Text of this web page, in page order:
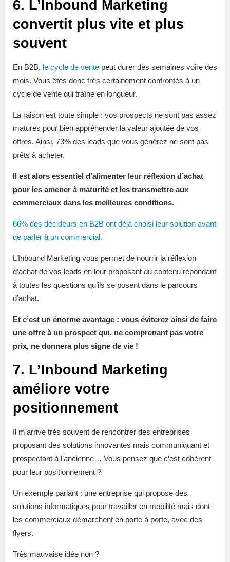
6. L’Inbound Marketing
convertit plus vite et plus
souvent
En B2B, le cycle de vente peut durer des semaines voire des
mois. Vous êtes donc très certainement confrontés à un
cycle de vente qui traîne en longueur.
La raison est toute simple : vos prospects ne sont pas assez
matures pour bien appréhender la valeur ajoutée de vos
offres. Ainsi, 73% des leads que vous générez ne sont pas
prêts à acheter.
Il est alors essentiel d’alimenter leur réflexion d’achat
pour les amener à maturité et les transmettre aux
commerciaux dans les meilleures conditions.
66% des décideurs en B2B ont déjà choisi leur solution avant
de parler à un commercial.
L’Inbound Marketing vous permet de nourrir la réflexion
d’achat de vos leads en leur proposant du contenu répondant
à toutes les questions qu’ils se posent dans le parcours
d’achat.
Et c’est un énorme avantage : vous éviterez ainsi de faire
une offre à un prospect qui, ne comprenant pas votre
prix, ne donnera plus signe de vie !
7. L’Inbound Marketing
améliore votre
positionnement
Il m’arrive très souvent de rencontrer des entreprises
proposant des solutions innovantes mais communiquant et
prospectant à l’ancienne… Vous pensez que c’est cohérent
pour leur positionnement ?
Un exemple parlant : une entreprise qui propose des
solutions informatiques pour travailler en mobilité mais dont
les commerciaux démarchent en porte à porte, avec des
flyers.
Très mauvaise idée non ?